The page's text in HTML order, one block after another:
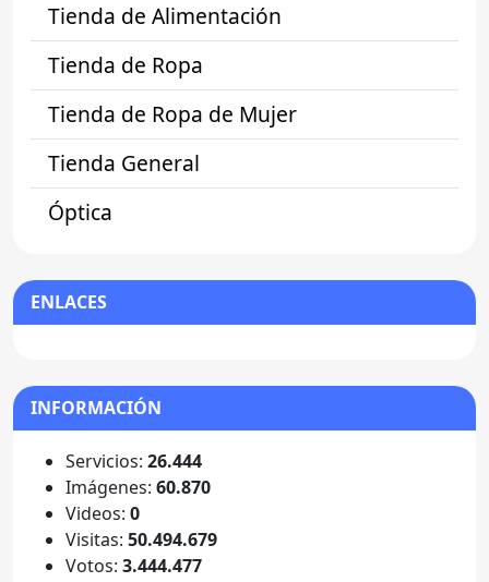
Tienda de Alimentación
Tienda de Ropa
Tienda de Ropa de Mujer
Tienda General
Óptica
ENLACES
INFORMACIÓN
Servicios: 26.444
Imágenes: 60.870
Videos: 0
Visitas: 50.494.679
Votos: 3.444.477